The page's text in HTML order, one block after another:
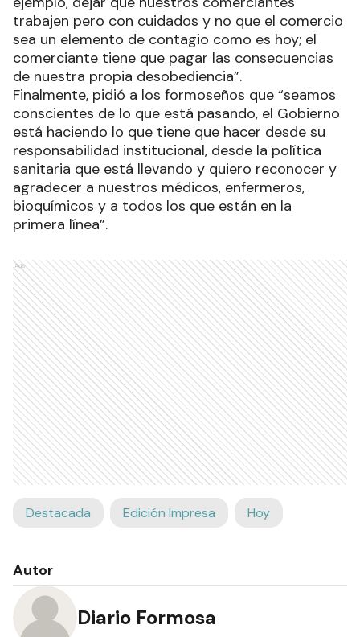
trabajen pero con cuidados y no que el comercio
sea un elemento de contagio como es hoy; el
comerciante tiene que pagar las consecuencias
de nuestra propia desobediencia”.
Finalmente, pidió a los formoseños que “seamos
conscientes de lo que está pasando, el Gobierno
está haciendo lo que tiene que hacer desde su
responsabilidad institucional, desde la política
sanitaria que está llevando y quiero reconocer y
agradecer a nuestros médicos, enfermeros,
bioquímicos y a todos los que están en la
primera línea”.
Ads
Destacada Edición Impresa Hoy
Autor
Diario Formosa